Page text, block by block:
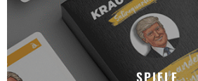
SPIELE